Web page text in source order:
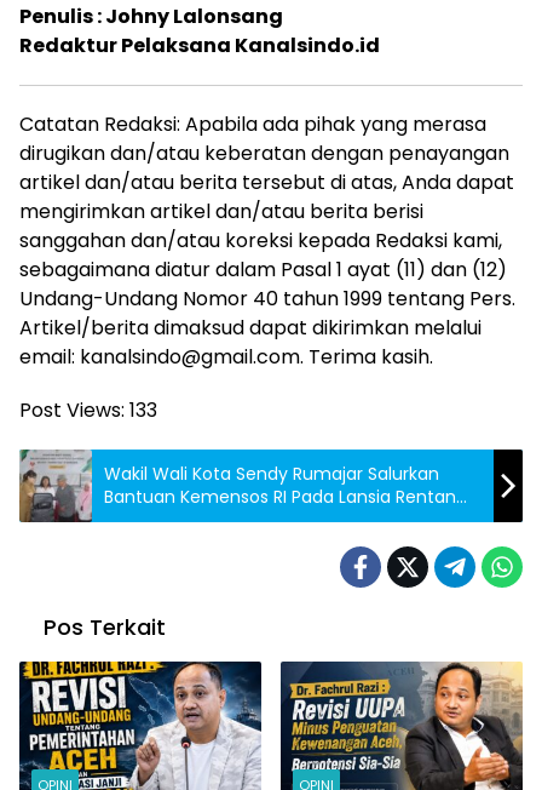
Penulis : Johny Lalonsang
Redaktur Pelaksana Kanalsindo.id
Catatan Redaksi: Apabila ada pihak yang merasa
dirugikan dan/atau keberatan dengan penayangan
artikel dan/atau berita tersebut di atas, Anda dapat
mengirimkan artikel dan/atau berita berisi
sanggahan dan/atau koreksi kepada Redaksi kami,
sebagaimana diatur dalam Pasal 1 ayat (11) dan (12)
Undang-Undang Nomor 40 tahun 1999 tentang Pers.
Artikel/berita dimaksud dapat dikirimkan melalui
email: kanalsindo@gmail.com. Terima kasih.
Post Views: 133
Wakil Wali Kota Sendy Rumajar Salurkan
Bantuan Kemensos RI Pada Lansia Rentan
dan Penyandang Disabilitas
Pos Terkait
OPINI OPINI